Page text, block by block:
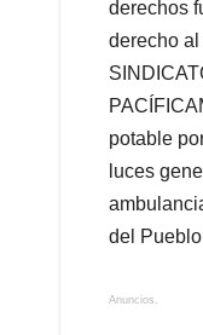
derechos
derecho
potable
luces
del
Anuncios.